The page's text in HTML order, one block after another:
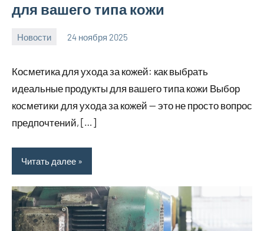
для вашего типа кожи
Новости 24 ноября 2025
Косметика для ухода за кожей: как выбрать
идеальные продукты для вашего типа кожи Выбор
косметики для ухода за кожей — это не просто вопрос
предпочтений, […]
Читать далее